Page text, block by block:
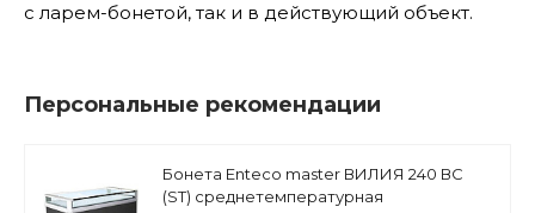
с ларем-бонетой, так и в действующий объект.
Персональные рекомендации
Бонета Enteco master ВИЛИЯ 240 ВС
(ST) среднетемпературная